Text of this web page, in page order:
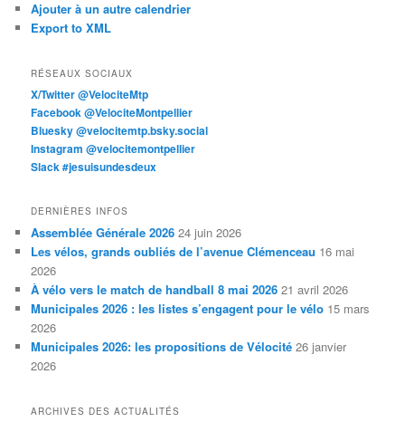
Ajouter à un autre calendrier
Export to XML
RÉSEAUX SOCIAUX
X/Twitter @VelociteMtp
Facebook @VelociteMontpellier
Bluesky @velocitemtp.bsky.social
Instagram @velocitemontpellier
Slack #jesuisundesdeux
DERNIÈRES INFOS
Assemblée Générale 2026 24 juin 2026
Les vélos, grands oubliés de l’avenue Clémenceau 16 mai
2026
À vélo vers le match de handball 8 mai 2026 21 avril 2026
Municipales 2026 : les listes s’engagent pour le vélo 15 mars
2026
Municipales 2026: les propositions de Vélocité 26 janvier
2026
ARCHIVES DES ACTUALITÉS